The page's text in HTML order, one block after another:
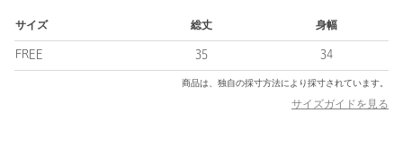
※商品に「取り扱い上の注意書き」、「洗濯表示」がございます
場合は、使用前に必ずご確認ください。
※商品画像は、光の当たり具合やパソコンなどの閲覧環境によ
り、実際の色味と異なって見える場合がございます。あらかじめ
サイズ 総丈 身幅
FREE 35 34
商品は、独自の採寸方法により採寸されています。
サイズガイドを見る